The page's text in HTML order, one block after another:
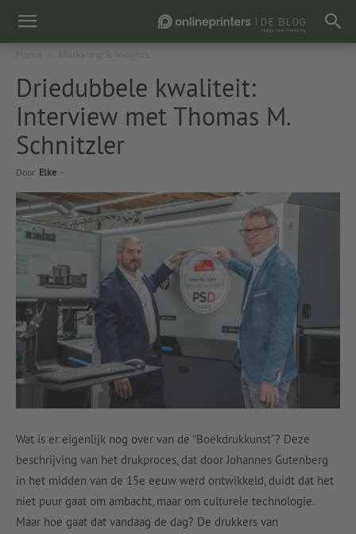
Driedubbele kwaliteit:
Interview met Thomas M.
Schnitzler
Door Elke -
Wat is er eigenlijk nog over van de “Boekdrukkunst”? Deze
beschrijving van het drukproces, dat door Johannes Gutenberg
in het midden van de 15e eeuw werd ontwikkeld, duidt dat het
niet puur gaat om ambacht, maar om culturele technologie.
Maar hoe gaat dat vandaag de dag? De drukkers van